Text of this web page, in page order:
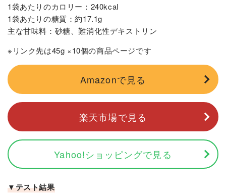
1袋あたりのカロリー：240kcal
1袋あたりの糖質：約17.1g
主な甘味料：砂糖、難消化性デキストリン
※リンク先は45g ×10個の商品ページです
Amazonで見る
楽天市場で見る
Yahoo!ショッピングで見る
▼テスト結果